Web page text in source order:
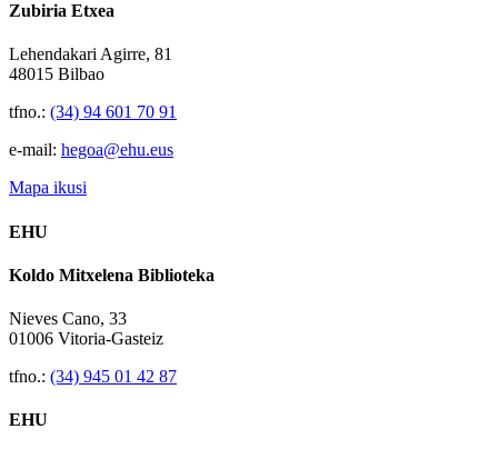
Zubiria Etxea
Lehendakari Agirre, 81
48015 Bilbao
tfno.: (34) 94 601 70 91
e-mail: hegoa@ehu.eus
Mapa ikusi
EHU
Koldo Mitxelena Biblioteka
Nieves Cano, 33
01006 Vitoria-Gasteiz
tfno.: (34) 945 01 42 87
EHU